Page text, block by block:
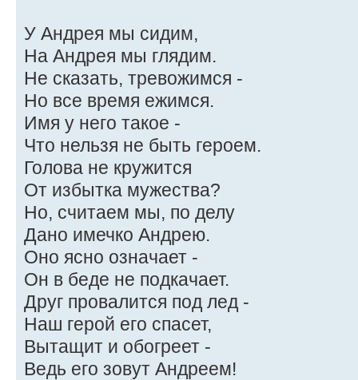
У Андрея мы сидим,
На Андрея мы глядим.
Не сказать, тревожимся -
Но все время ежимся.
Имя у него такое -
Что нельзя не быть героем.
Голова не кружится
От избытка мужества?
Но, считаем мы, по делу
Дано имечко Андрею.
Оно ясно означает -
Он в беде не подкачает.
Друг провалится под лед -
Наш герой его спасет,
Вытащит и обогреет -
Ведь его зовут Андреем!